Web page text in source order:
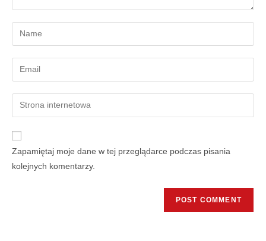
Zapamiętaj moje dane w tej przeglądarce podczas pisania
kolejnych komentarzy.